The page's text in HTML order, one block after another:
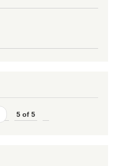
5 of 5